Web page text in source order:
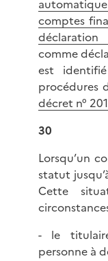
comptes
déclaration
comme
est
procédures
décret n°
30
Lorsqu’un
statut
Cette
- le
personne à